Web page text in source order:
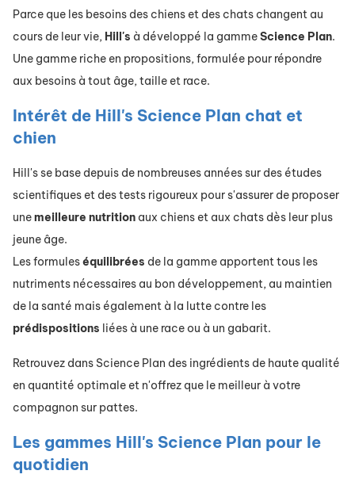
Parce que les besoins des chiens et des chats changent au
cours de leur vie, Hill's à développé la gammeScience Plan.
Une gamme riche en propositions, formulée pour répondre
aux besoins à tout âge, taille et race.
Intérêt de Hill's Science Plan chat et
chien
Hill's se base depuis de nombreuses années sur des études
scientifiques et des tests rigoureux pour s'assurer de proposer
unemeilleure nutrition aux chiens et aux chats dès leur plus
jeune âge.
Les formuleséquilibrées de la gamme apportent tous les
nutriments nécessaires au bon développement, au maintien
de la santé mais également à la lutte contre les
prédispositions liées à une race ou à un gabarit.
Retrouvez dans Science Plan des ingrédients de haute qualité
en quantité optimale et n'offrez que le meilleur à votre
compagnon sur pattes.
Les gammes Hill's Science Plan pour le
quotidien